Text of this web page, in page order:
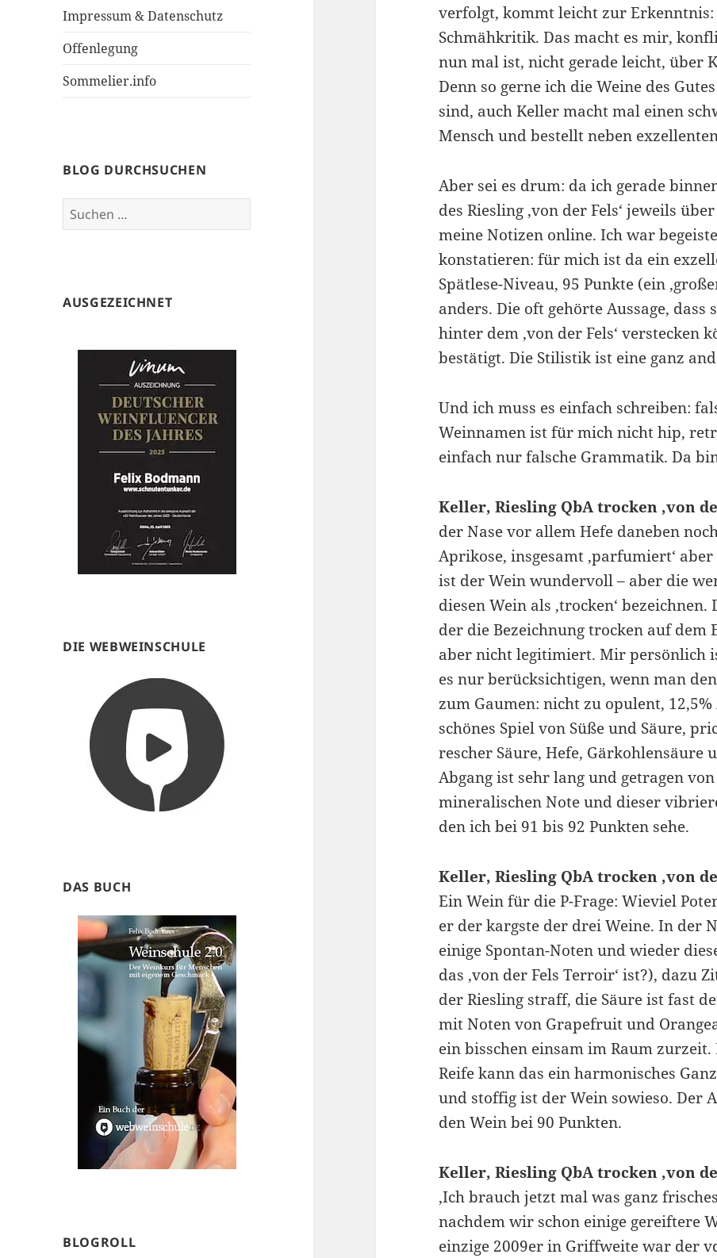
Impressum & Datenschutz
Offenlegung
Sommelier.info
BLOG DURCHSUCHEN
Suchen
nach:
AUSGEZEICHNET
DIE WEBWEINSCHULE
DAS BUCH
BLOGROLL
verfolgt, kommt leicht zur Erkenntnis:
Schmähkritik. Das macht es mir,
nun mal ist, nicht gerade leicht, über
Denn so gerne ich die Weine des
sind, auch Keller macht mal einen
Mensch und bestellt neben
Aber sei es drum: da ich gerade
des Riesling ‚von der Fels‘ jeweils
meine Notizen online. Ich war
konstatieren: für mich ist da ein
Spätlese-Niveau, 95 Punkte (ein
anders. Die oft gehörte Aussage, dass
hinter dem ‚von der Fels‘ verstecken
bestätigt. Die Stilistik ist eine ganz
Und ich muss es einfach schreiben:
Weinnamen ist für mich nicht hip,
einfach nur falsche Grammatik. Da
Keller, Riesling QbA trocken ‚von
der Nase vor allem Hefe daneben
Aprikose, insgesamt ‚parfumiert‘
ist der Wein wundervoll – aber die
diesen Wein als ‚trocken‘
der die Bezeichnung trocken auf
aber nicht legitimiert. Mir persönlich
es nur berücksichtigen, wenn man
zum Gaumen: nicht zu opulent,
schönes Spiel von Süße und Säure,
rescher Säure, Hefe,
Abgang ist sehr lang und getragen
mineralischen Note und dieser
den ich bei 91 bis 92 Punkten sehe.
Keller, Riesling QbA trocken ‚von
Ein Wein für die P-Frage: Wieviel
er der kargste der drei Weine. In der
einige Spontan-Noten und wieder
das ‚von der Fels Terroir‘ ist?), dazu
der Riesling straff, die Säure ist fast
mit Noten von Grapefruit und
ein bisschen einsam im Raum
Reife kann das ein harmonisches
und stoffig ist der Wein sowieso. Der
den Wein bei 90 Punkten.
Keller, Riesling QbA trocken ‚von
‚Ich brauch jetzt mal was ganz
nachdem wir schon einige gereiftere
einzige 2009er in Griffweite war der